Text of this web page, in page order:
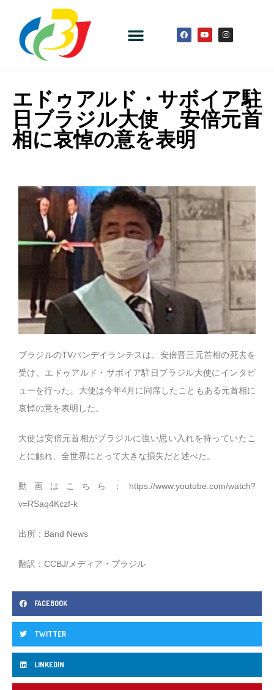
エドゥアルド・サボイア駐
日ブラジル大使 安倍元首
相に哀悼の意を表明
ブラジルのTVバンデイランチスは、安倍晋三元首相の死去を
受け、エドゥアルド・サボイア駐日ブラジル大使にインタビ
ューを行った。大使は今年4月に同席したこともある元首相に
哀悼の意を表明した。
大使は安倍元首相がブラジルに強い思い入れを持っていたこ
とに触れ、全世界にとって大きな損失だと述べた。
動画はこちら： https://www.youtube.com/watch?
v=RSaq4Kczf-k
出所：Band News
翻訳：CCBJ/メディア・ブラジル
FACEBOOK
TWITTER
LINKEDIN